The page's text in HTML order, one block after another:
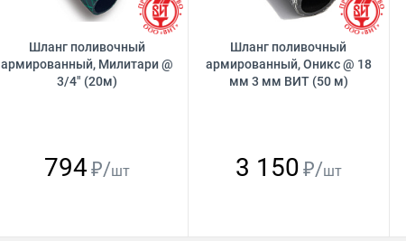
Шланг поливочный
армированный, Милитари @
3/4" (20м)
794₽/шт
Шланг поливочный
армированный, Оникс @ 18
мм 3 мм ВИТ (50 м)
3 150 ₽/шт